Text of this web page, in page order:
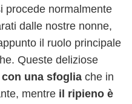
procede normalmente
dalle nostre nonne,
il ruolo principale
Queste deliziose
una sfoglia che in
mentre il ripieno è